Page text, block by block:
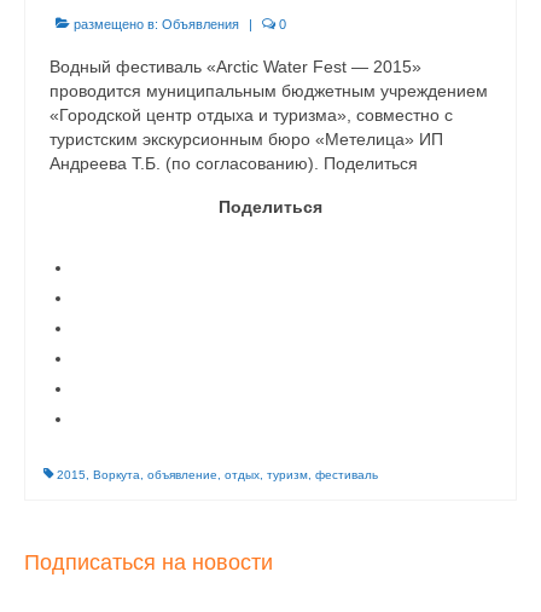
размещено в: Объявления | 0
Водный фестиваль «Arctic Water Fest — 2015»
проводится муниципальным бюджетным учреждением
«Городской центр отдыха и туризма», совместно с
туристским экскурсионным бюро «Метелица» ИП
Андреева Т.Б. (по согласованию). Поделиться
Поделиться
2015 Воркута объявление отдых туризм фестиваль
Подписаться на новости